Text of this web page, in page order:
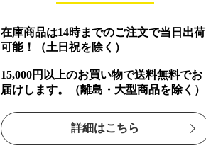
在庫商品は14時までのご注文で当日出荷
可能！（土日祝を除く）
15,000円以上のお買い物で送料無料でお
届けします。（離島・大型商品を除く）
詳細はこちら